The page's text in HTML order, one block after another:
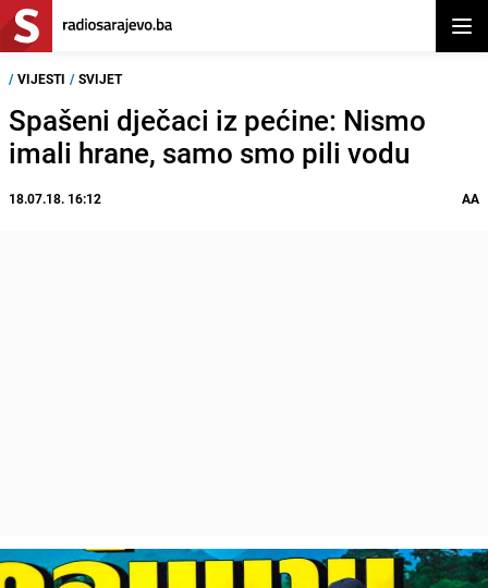
/ VIJESTI / SVIJET
Spašeni dječaci iz pećine: Nismo
imali hrane, samo smo pili vodu
18.07.18. 16:12 AA